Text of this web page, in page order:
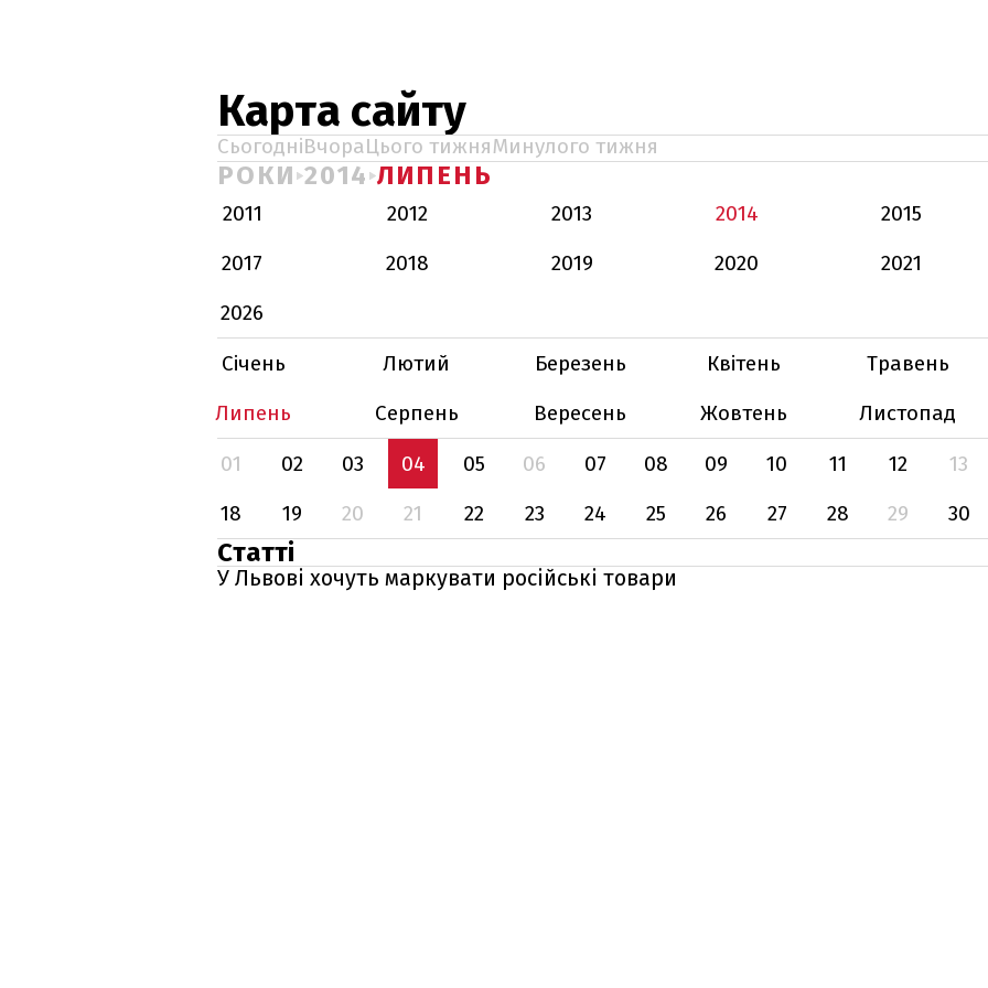
Карта сайту
СьогодніВчораЦього тижняМинулого тижня
РОКИ 2014 ЛИПЕНЬ
2011 2012 2013 2014
2015
2017
2018 2019 2020
2021
2026
Січень
Лютий Березень Квітень
Травень
Липень
Серпень Вересень Жовтень
Листопад
01
02 03 04 05 06 07 08 09 10 11 12
13
18
19 20 21 22 23 24 25 26 27 28 29 30
Статті
У Львові хочуть маркувати російські товари